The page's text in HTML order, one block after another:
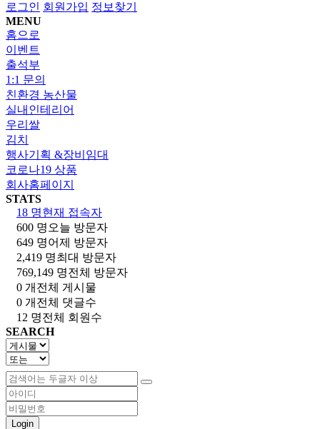
로그인 회원가입 정보찾기
MENU
홈으로
이벤트
출석부
1:1 문의
친환경 농산물
실내인테리어
우리쌀
김치
행사기획 &장비임대
코로나19 상품
회사홈페이지
STATS
18 명현재 접속자
600 명 오늘 방문자
649 명어제 방문자
2,419 명최대 방문자
769,149 명전체 방문자
0 개 전체 게시물
0 개 전체 댓글수
12 명전체 회원수
SEARCH
Login